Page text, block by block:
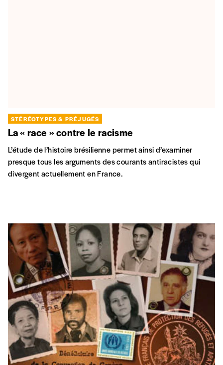
STÉRÉOTYPES & PRÉJUGÉS
La « race » contre le racisme
L’étude de l’histoire brésilienne permet ainsi d’examiner
presque tous les arguments des courants antiracistes qui
divergent actuellement en France.